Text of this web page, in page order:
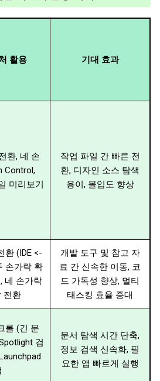
활용 기대 효과
환, 네 손
Control,
미리보기
작업 파일 간 빠른 전
환, 디자인 소스 탐색
용이, 몰입도 향상
환 (IDE <-
손가락 확
네 손가락
전환
개발 도구 및 참고 자
료 간 신속한 이동, 코
드 가독성 향상, 멀티
태스킹 효율 증대
롤 (긴 문
검
문서 탐색 시간 단축,
정보 검색 신속화, 필
요한 앱 빠르게 실행